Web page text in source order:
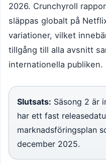
2026. Crunchyroll
släppas globalt på
variationer, vilket
tillgång till alla avsnitt
internationella publiken.
Slutsats: Säsong 2 är
har ett fast
marknadsföringsplan
december 2025.